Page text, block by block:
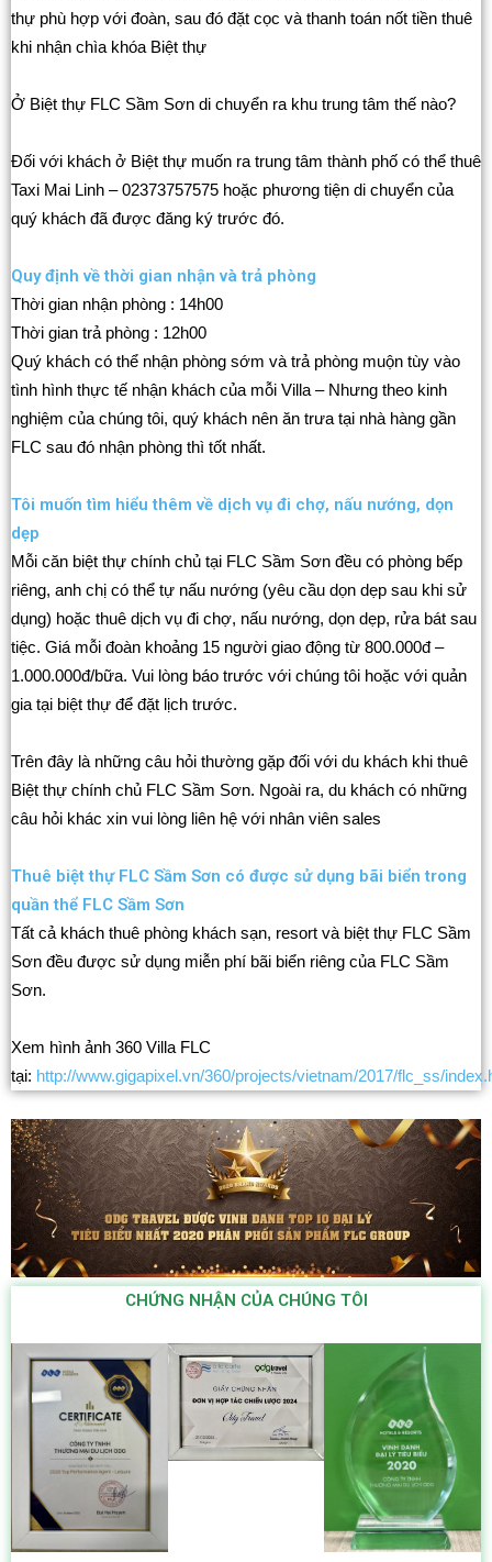
thự phù hợp với đoàn, sau đó đặt cọc và thanh toán nốt tiền thuê
khi nhận chìa khóa Biệt thự
Ở Biệt thự FLC Sầm Sơn di chuyển ra khu trung tâm thế nào?
Đối với khách ở Biệt thự muốn ra trung tâm thành phố có thể thuê
Taxi Mai Linh – 02373757575 hoặc phương tiện di chuyển của
quý khách đã được đăng ký trước đó.
Quy định về thời gian nhận và trả phòng
Thời gian nhận phòng : 14h00
Thời gian trả phòng : 12h00
Quý khách có thể nhận phòng sớm và trả phòng muộn tùy vào
tình hình thực tế nhận khách của mỗi Villa – Nhưng theo kinh
nghiệm của chúng tôi, quý khách nên ăn trưa tại nhà hàng gần
FLC sau đó nhận phòng thì tốt nhất.
Tôi muốn tìm hiểu thêm về dịch vụ đi chợ, nấu nướng, dọn
dẹp
Mỗi căn biệt thự chính chủ tại FLC Sầm Sơn đều có phòng bếp
riêng, anh chị có thể tự nấu nướng (yêu cầu dọn dẹp sau khi sử
dụng) hoặc thuê dịch vụ đi chợ, nấu nướng, dọn dẹp, rửa bát sau
tiệc. Giá mỗi đoàn khoảng 15 người giao động từ 800.000đ –
1.000.000đ/bữa. Vui lòng báo trước với chúng tôi hoặc với quản
gia tại biệt thự để đặt lịch trước.
Trên đây là những câu hỏi thường gặp đối với du khách khi thuê
Biệt thự chính chủ FLC Sầm Sơn. Ngoài ra, du khách có những
câu hỏi khác xin vui lòng liên hệ với nhân viên sales
Thuê biệt thự FLC Sầm Sơn có được sử dụng bãi biển trong
quần thể FLC Sầm Sơn
Tất cả khách thuê phòng khách sạn, resort và biệt thự FLC Sầm
Sơn đều được sử dụng miễn phí bãi biển riêng của FLC Sầm
Sơn.
Xem hình ảnh 360 Villa FLC
tại: http://www.gigapixel.vn/360/projects/vietnam/2017/flc_ss/
CHỨNG NHẬN CỦA CHÚNG TÔI